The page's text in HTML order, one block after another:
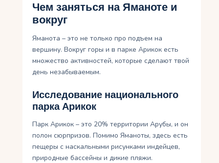
Чем заняться на Яманоте и
вокруг
Яманота – это не только про подъем на
вершину. Вокруг горы и в парке Арикок есть
множество активностей, которые сделают твой
день незабываемым.
Исследование национального
парка Арикок
Парк Арикок – это 20% территории Арубы, и он
полон сюрпризов. Помимо Яманоты, здесь есть
пещеры с наскальными рисунками индейцев,
природные бассейны и дикие пляжи.